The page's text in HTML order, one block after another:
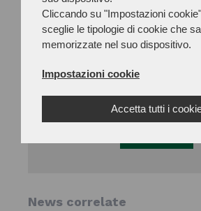
Cliccando su "Impostazioni
sceglie le tipologie di cookie che
memorizzate nel suo dispositivo.
Impostazioni cookie
Accetta tutti i
News correlate